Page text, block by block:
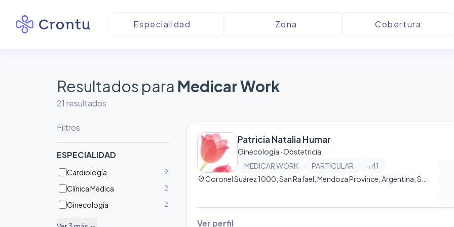
Resultados para Medicar Work
21 resultados
Filtros
ESPECIALIDAD
Cardiología 9
Clínica Médica 2
Ginecología 2
Patricia Natalia Humar
Ginecología · Obstetricia
MEDICAR WORK
PARTICULAR +41
location_on
Ver perfil